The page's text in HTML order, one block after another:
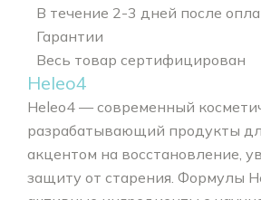
В течение 2-3 дней после
Гарантии
Весь товар сертифицирован
Heleo4
Heleo4 — современный
разрабатывающий продукты
акцентом на восстановление,
защиту от старения. Формулы